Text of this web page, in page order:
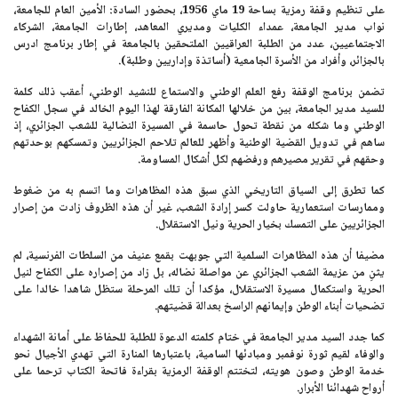
على تنظيم وقفة رمزية بساحة 19 ماي 1956، بحضور السادة: الأمين العام للجامعة،
نواب مدير الجامعة، عمداء الكليات ومديري المعاهد، إطارات الجامعة، الشركاء
الاجتماعيين، عدد من الطلبة العراقيين الملتحقين بالجامعة في إطار برنامج ادرس
بالجزائر، وأفراد من الأسرة الجامعية (أساتذة وإداريين وطلبة).
تضمن برنامج الوقفة رفع العلم الوطني والاستماع للنشيد الوطني، أعقب ذلك كلمة
للسيد مدير الجامعة، بين من خلالها المكانة الفارقة لهذا اليوم الخالد في سجل الكفاح
الوطني وما شكله من نقطة تحول حاسمة في المسيرة النضالية للشعب الجزائري، إذ
ساهم في تدويل القضية الوطنية وأظهر للعالم تلاحم الجزائريين وتمسكهم بوحدتهم
وحقهم في تقرير مصيرهم ورفضهم لكل أشكال المساومة.
كما تطرق إلى السياق التاريخي الذي سبق هذه المظاهرات وما اتسم به من ضغوط
وممارسات استعمارية حاولت كسر إرادة الشعب، غير أن هذه الظروف زادت من إصرار
الجزائريين على التمسك بخيار الحرية ونيل الاستقلال.
مضيفا أن هذه المظاهرات السلمية التي جوبهت بقمع عنيف من السلطات الفرنسية، لم
يثنِ من عزيمة الشعب الجزائري عن مواصلة نضاله، بل زاد من إصراره على الكفاح لنيل
الحرية واستكمال مسيرة الاستقلال، مؤكدا أن تلك المرحلة ستظل شاهدا خالدا على
تضحيات أبناء الوطن وإيمانهم الراسخ بعدالة قضيتهم.
كما جدد السيد مدير الجامعة في ختام كلمته الدعوة للطلبة للحفاظ على أمانة الشهداء
والوفاء لقيم ثورة نوفمبر ومبادئها السامية، باعتبارها المنارة التي تهدي الأجيال نحو
خدمة الوطن وصون هويته، لتختتم الوقفة الرمزية بقراءة فاتحة الكتاب ترحما على
أرواح شهدائنا الأبرار.